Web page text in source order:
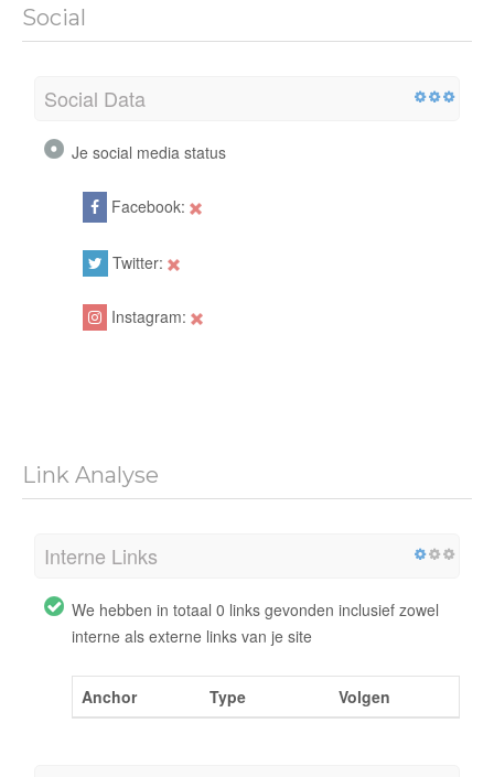
Social
Social Data
Je social media status
Facebook:
Twitter:
Instagram:
Link Analyse
Interne Links
We hebben in totaal 0 links gevonden inclusief zowel
interne als externe links van je site
Anchor Type Volgen